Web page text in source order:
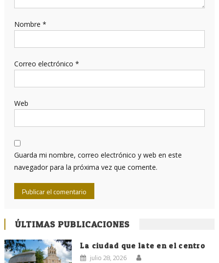
Nombre *
Correo electrónico *
Web
Guarda mi nombre, correo electrónico y web en este
navegador para la próxima vez que comente.
ÚLTIMAS PUBLICACIONES
La ciudad que late en el centro
julio 28, 2026